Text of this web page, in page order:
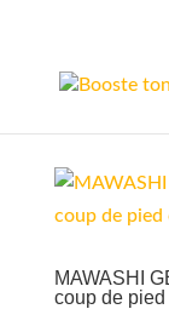
MAWASHI
coup de